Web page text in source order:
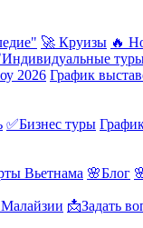
🚀 Круизы 🔥
2026 График
✅Бизнес туры
Вьетнама 🌸Блог
📩Задать